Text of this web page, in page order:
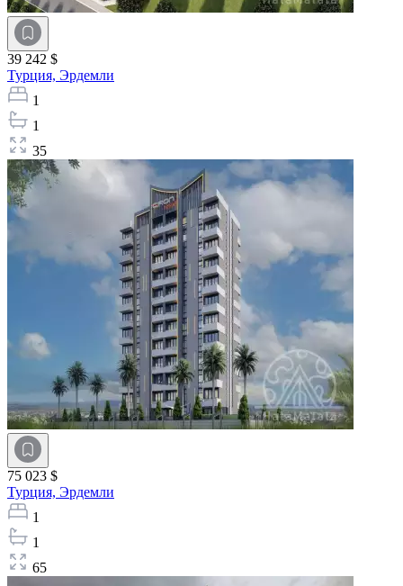
39 242 $
Турция, Эрдемли
1
1
35
75 023 $
Турция, Эрдемли
1
1
65